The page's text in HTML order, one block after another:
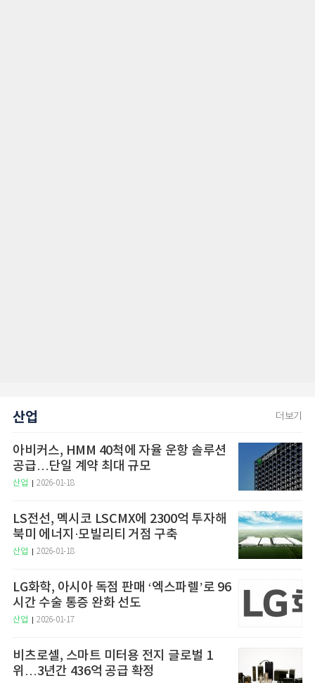
산업 더보기
아비커스, HMM 40척에 자율 운항 솔루션
공급…단일 계약 최대 규모
산업 2026-01-18
LS전선, 멕시코 LSCMX에 2300억 투자해
북미 에너지·모빌리티 거점 구축
산업 2026-01-18
LG화학, 아시아 독점 판매 ‘엑스파렐’로 96
시간 수술 통증 완화 선도
산업 2026-01-17
비츠로셀, 스마트 미터용 전지 글로벌 1
위…3년간 436억 공급 확정